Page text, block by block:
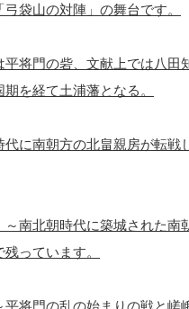
袋山の対陣」の舞台です。
平将門の砦、文献上では八田
を経て土浦藩となる。
代に南朝方の北畠親房が転戦
～南北朝時代に築城された南
っています。
将門の乱の始まりの戦と嵯